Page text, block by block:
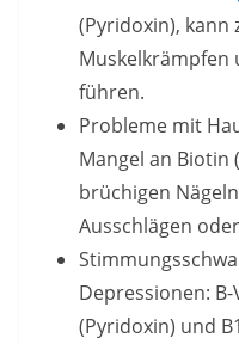
(Pyridoxin), kann
Muskelkrämpfen
führen.
Probleme mit
Mangel an Biotin
brüchigen
Ausschlägen
Depressionen:
(Pyridoxin) und